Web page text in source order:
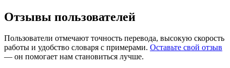
Отзывы пользователей
Пользователи отмечают точность перевода, высокую скорость
работы и удобство словаря с примерами. Оставьте свой отзыв
— он помогает нам становиться лучше.